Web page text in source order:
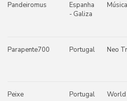
Pandeiromus
Espanha
- Galiza
Parapente700 Portugal Neo
Peixe Portugal World